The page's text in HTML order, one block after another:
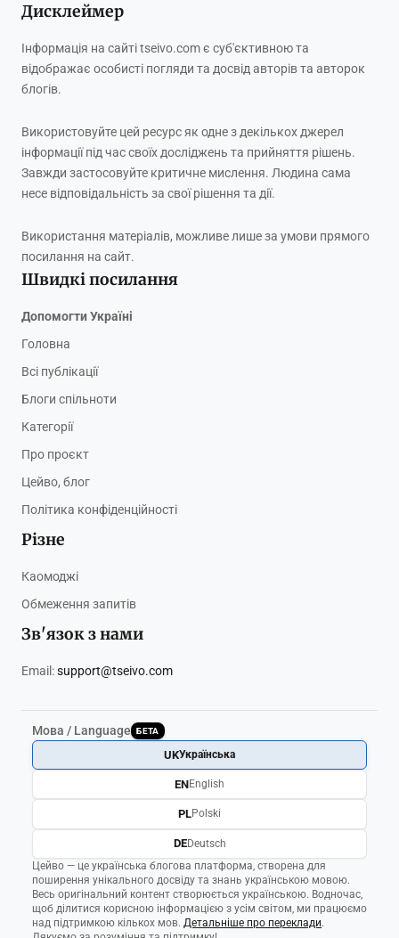
Дисклеймер
Інформація на сайті tseivo.com є суб'єктивною та
відображає особисті погляди та досвід авторів та авторок
блогів.
Використовуйте цей ресурс як одне з декількох джерел
інформації під час своїх досліджень та прийняття рішень.
Завжди застосовуйте критичне мислення. Людина сама
несе відповідальність за свої рішення та дії.
Використання матеріалів, можливе лише за умови прямого
посилання на сайт.
Швидкі посилання
Допомогти Україні
Головна
Всі публікації
Блоги спільноти
Категорії
Про проєкт
Цейво, блог
Політика конфіденційності
Різне
Каомоджі
Обмеження запитів
Зв'язок з нами
Email:support@tseivo.com
Мова / Language БЕТА
Цейво — це українська блогова платформа, створена для
поширення унікального досвіду та знань українською мовою.
Весь оригінальний контент створюється українською. Водночас,
щоб ділитися корисною інформацією з усім світом, ми працюємо
над підтримкою кількох мов. Детальніше про переклади.
UKУкраїнська
ENEnglish
PLPolski
DEDeutsch